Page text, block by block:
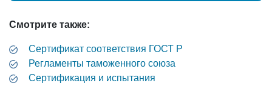
Смотрите также:
Cертификат соответствия ГОСТ Р
Регламенты таможенного союза
Сертификация и испытания